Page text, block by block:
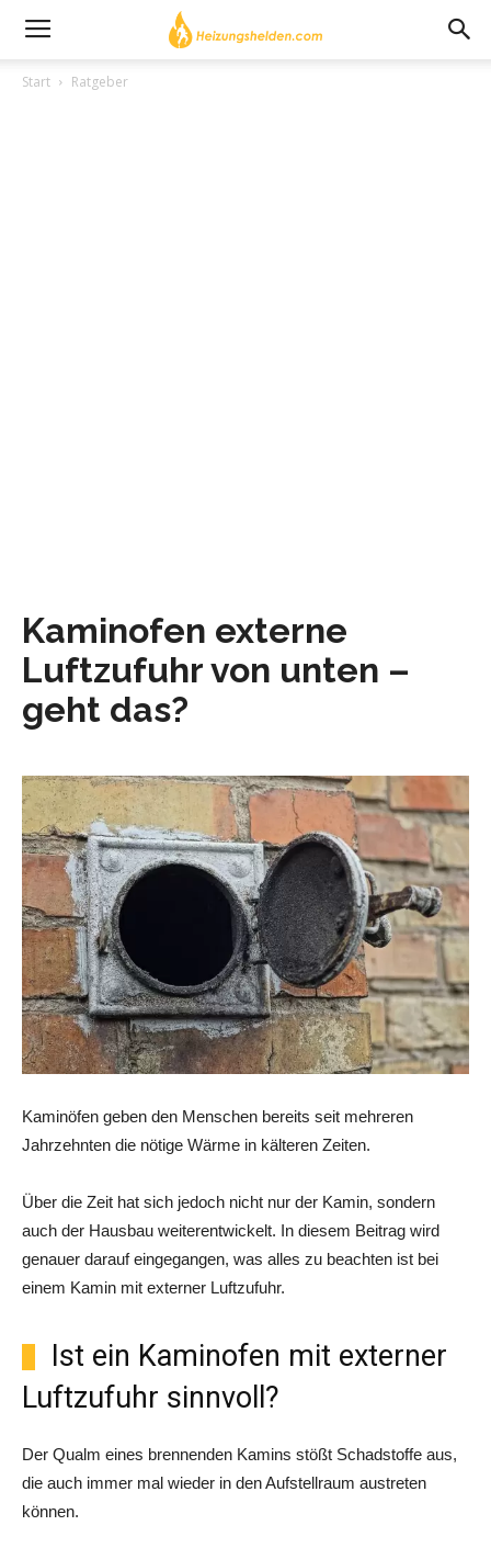
Start Ratgeber
Kaminofen externe
Luftzufuhr von unten –
geht das?
Kaminöfen geben den Menschen bereits seit mehreren
Jahrzehnten die nötige Wärme in kälteren Zeiten.
Über die Zeit hat sich jedoch nicht nur der Kamin, sondern
auch der Hausbau weiterentwickelt. In diesem Beitrag wird
genauer darauf eingegangen, was alles zu beachten ist bei
einem Kamin mit externer Luftzufuhr.
Ist ein Kaminofen mit externer
Luftzufuhr sinnvoll?
Der Qualm eines brennenden Kamins stößt Schadstoffe aus,
die auch immer mal wieder in den Aufstellraum austreten
können.